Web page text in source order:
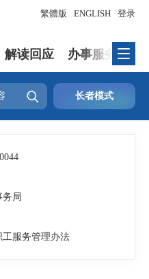
登录
繁體版 ENGLISH
解读回应 办事服务
 长者模式
务局
服务管理办法